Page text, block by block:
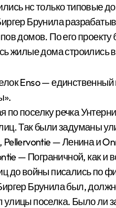
нс только типовые
Брунила
домов. По его
жилые дома строились
Enso —
по поселку речка
Так были задуманы
— Ленина и
— Пограничной, как и
до войны писались по
Брунила был,
поселка. Было ли